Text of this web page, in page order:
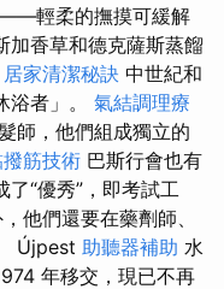
輕柔的撫摸可緩解
加香草和德克薩斯蒸餾
居家清潔秘訣 中世紀和
浴者」。 氣結調理療
師，他們組成獨立的
筋技術 巴斯行會也有
“優秀”，即考試工
他們還要在藥劑師、
Újpest 助聽器補助 水
年移交，現已不再